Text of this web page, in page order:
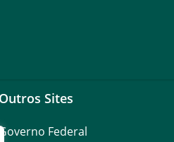
Outros Sites
Governo Federal